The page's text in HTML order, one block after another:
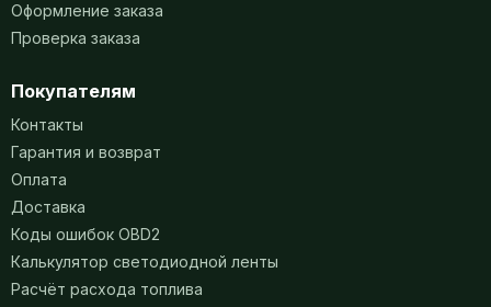
Оформление заказа
Проверка заказа
Покупателям
Контакты
Гарантия и возврат
Оплата
Доставка
Коды ошибок OBD2
Калькулятор светодиодной ленты
Расчёт расхода топлива